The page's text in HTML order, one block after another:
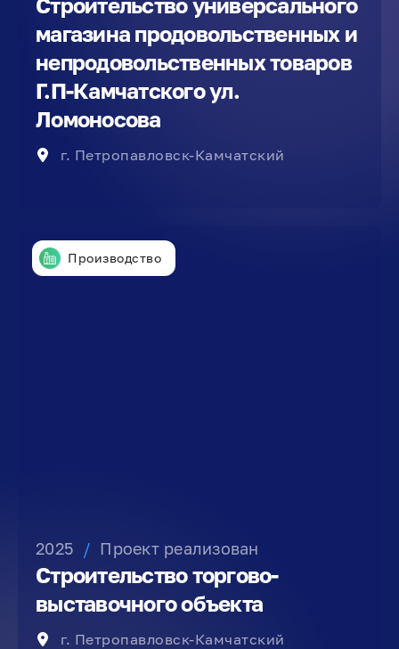
магазина продовольственных и
непродовольственных товаров
Г.П-Камчатского ул.
Ломоносова
г. Петропавловск-Камчатский
Производство
2025 / Проект реализован
Строительство торгово-
выставочного объекта
г. Петропавловск-Камчатский